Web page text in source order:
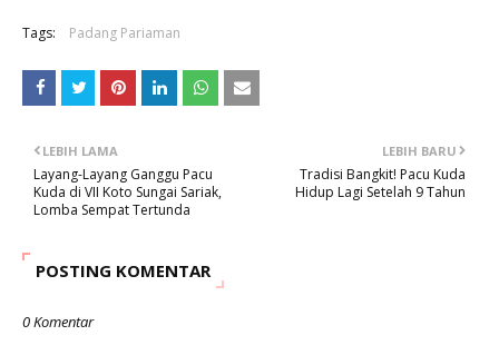
Tags: Padang Pariaman
LEBIH BARU
Tradisi Bangkit! Pacu Kuda
Hidup Lagi Setelah 9 Tahun
LEBIH LAMA
Layang-Layang Ganggu Pacu
Kuda di VII Koto Sungai Sariak,
Lomba Sempat Tertunda
POSTING KOMENTAR
0 Komentar